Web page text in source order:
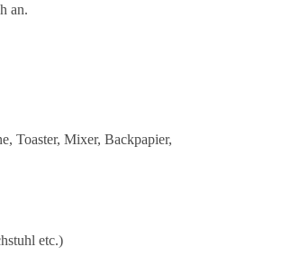
an.
Toaster, Mixer, Backpapier,
etc.)